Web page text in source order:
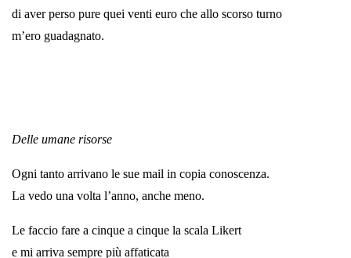
di aver perso pure quei venti euro che allo scorso turno
m’ero guadagnato.
Delle umane risorse
Ogni tanto arrivano le sue mail in copia conoscenza.
La vedo una volta l’anno, anche meno.
Le faccio fare a cinque a cinque la scala Likert
e mi arriva sempre più affaticata